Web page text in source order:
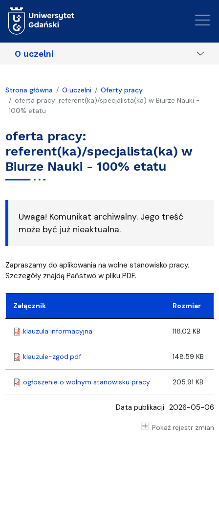
O uczelni
Strona główna O uczelni
Oferty pracy
oferta pracy: referent(ka)/specjalista(ka) w Biurze Nauki -
100% etatu
oferta pracy:
referent(ka)/specjalista(ka) w
Biurze Nauki - 100% etatu
Uwaga! Komunikat archiwalny. Jego treść
może być już nieaktualna.
Zapraszamy do aplikowania na wolne stanowisko pracy.
Szczegóły znajdą Państwo w pliku PDF.
Załącznik Rozmiar
klauzula informacyjna 118.02 KB
klauzule-zgod.pdf 148.59 KB
ogłoszenie o wolnym stanowisku pracy 205.91 KB
Data publikacji 2026-05-06
Pokaż rejestr zmian